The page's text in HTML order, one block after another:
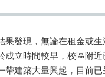
發現，無論在租金或
時間較早，校區附近
建築大量興起，目前